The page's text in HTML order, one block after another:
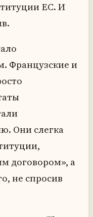
ЕС. И
Французские и
Они слегка
договором», а
не спросив